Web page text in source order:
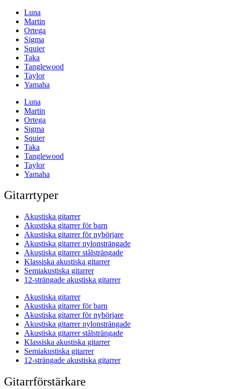
Luna
Martin
Ortega
Sigma
Squier
Taka
Tanglewood
Taylor
Yamaha
Luna
Martin
Ortega
Sigma
Squier
Taka
Tanglewood
Taylor
Yamaha
Gitarrtyper
Akustiska gitarrer
Akustiska gitarrer för barn
Akustiska gitarrer för nybörjare
Akustiska gitarrer nylonsträngade
Akustiska gitarrer stålsträngade
Klassiska akustiska gitarrer
Semiakustiska gitarrer
12-strängade akustiska gitarrer
Akustiska gitarrer
Akustiska gitarrer för barn
Akustiska gitarrer för nybörjare
Akustiska gitarrer nylonsträngade
Akustiska gitarrer stålsträngade
Klassiska akustiska gitarrer
Semiakustiska gitarrer
12-strängade akustiska gitarrer
Gitarrförstärkare